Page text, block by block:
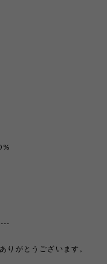
りがとうございます。